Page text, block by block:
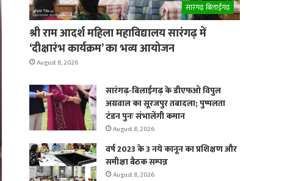
सारंगढ़ बिलाईगढ़
श्री राम आदर्श महिला महाविद्यालय सारंगढ़ में
‘दीक्षारंभ कार्यक्रम’ का भव्य आयोजन
August 8, 2026
सारंगढ़-बिलाईगढ़ के डीएफओ विपुल
अग्रवाल का सूरजपुर तबादला; पुष्पलता
टंडन पुनः संभालेंगी कमान
August 8, 2026
वर्ष 2023 के 3 नये कानून का प्रशिक्षण और
समीक्षा बैठक सम्पन्न
August 8, 2026